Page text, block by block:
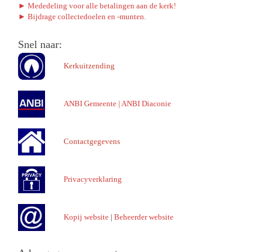
► Mededeling voor alle betalingen aan de kerk!
► Bijdrage collectedoelen en -munten.
Snel naar:
Kerkuitzending
ANBI Gemeente | ANBI Diaconie
Contactgegevens
Privacyverklaring
Kopij website | Beheerder website